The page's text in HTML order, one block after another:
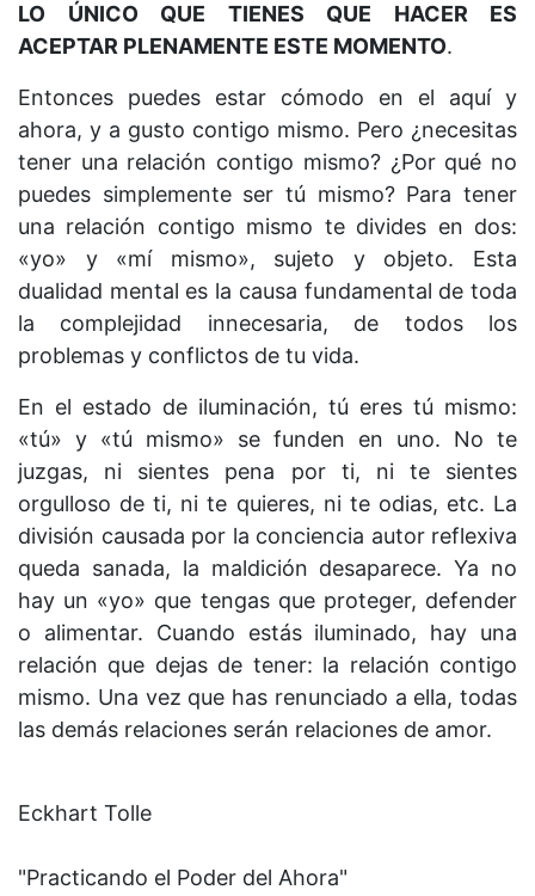
LO ÚNICO QUE TIENES QUE HACER ES
ACEPTAR PLENAMENTE ESTE MOMENTO.
Entonces puedes estar cómodo en el aquí y
ahora, y a gusto contigo mismo. Pero ¿necesitas
tener una relación contigo mismo? ¿Por qué no
puedes simplemente ser tú mismo? Para tener
una relación contigo mismo te divides en dos:
«yo» y «mí mismo», sujeto y objeto. Esta
dualidad mental es la causa fundamental de toda
la complejidad innecesaria, de todos los
problemas y conflictos de tu vida.
En el estado de iluminación, tú eres tú mismo:
«tú» y «tú mismo» se funden en uno. No te
juzgas, ni sientes pena por ti, ni te sientes
orgulloso de ti, ni te quieres, ni te odias, etc. La
división causada por la conciencia autor reflexiva
queda sanada, la maldición desaparece. Ya no
hay un «yo» que tengas que proteger, defender
o alimentar. Cuando estás iluminado, hay una
relación que dejas de tener: la relación contigo
mismo. Una vez que has renunciado a ella, todas
las demás relaciones serán relaciones de amor.
Eckhart Tolle
"Practicando el Poder del Ahora"